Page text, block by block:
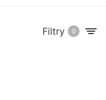
Filtry 0